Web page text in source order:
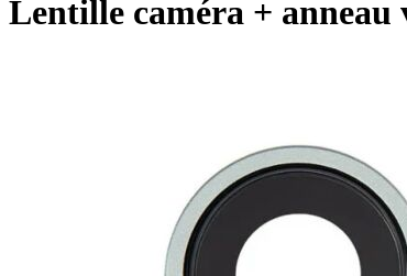
Lentille caméra +